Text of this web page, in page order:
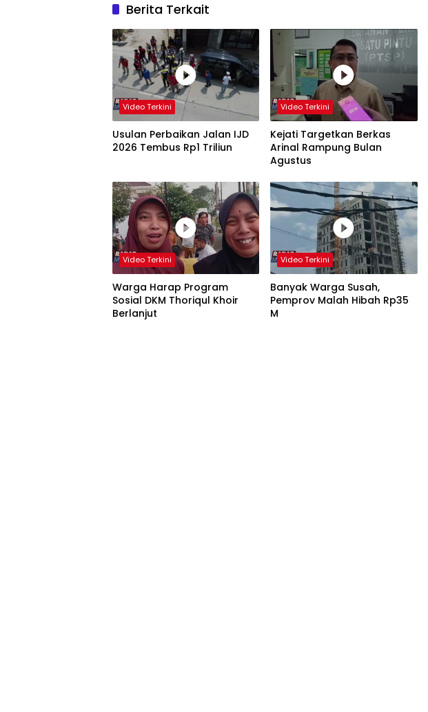
Berita Terkait
Video Terkini
Usulan Perbaikan Jalan IJD
2026 Tembus Rp1 Triliun
Video Terkini
Kejati Targetkan Berkas
Arinal Rampung Bulan
Agustus
Video Terkini
Warga Harap Program
Sosial DKM Thoriqul Khoir
Berlanjut
Video Terkini
Banyak Warga Susah,
Pemprov Malah Hibah Rp35
M